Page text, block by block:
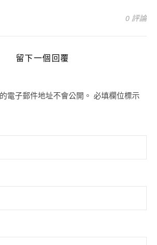
0 評論
留下一個回覆
電子郵件地址不會公開。 必填欄位標示